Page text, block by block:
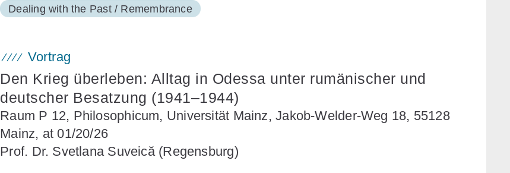
Dealing with the Past / Remembrance
Vortrag
Den Krieg überleben: Alltag in Odessa unter rumänischer und
deutscher Besatzung (1941–1944)
Raum P 12, Philosophicum, Universität Mainz, Jakob-Welder-Weg 18, 55128
Mainz, at 01/20/26
Prof. Dr. Svetlana Suveică (Regensburg)